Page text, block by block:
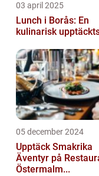
03 april 2025
Lunch i Borås: En
kulinarisk
05 december 2024
Upptäck Smakrika
Äventyr på
Östermalm...